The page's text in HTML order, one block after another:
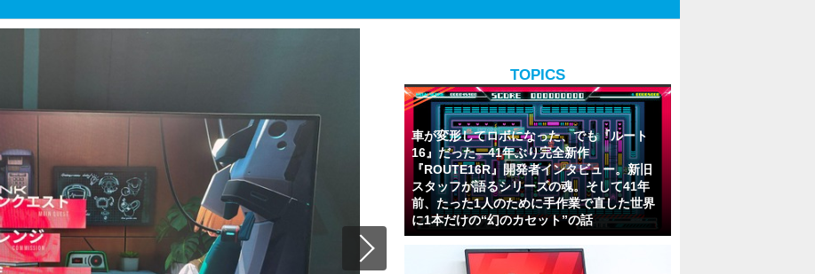
TOPICS
車が変形してロボになった、でも『ルート
16』だった―41年ぶり完全新作
『ROUTE16R』開発者インタビュー。新旧
スタッフが語るシリーズの魂。そして41年
前、たった1人のために手作業で直した世界
に1本だけの“幻のカセット”の話